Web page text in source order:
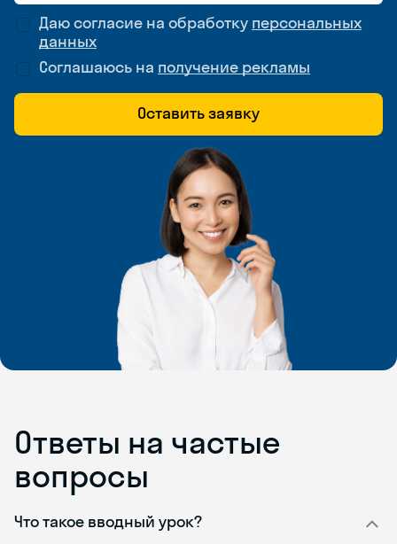
Даю согласие на обработку персональных
данных
Соглашаюсь на получение рекламы
Оставить заявку
Ответы на частые
вопросы
Что такое вводный урок?